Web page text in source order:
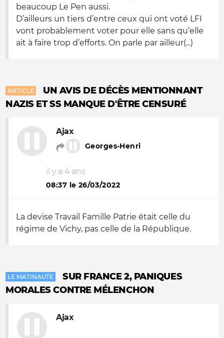
beaucoup Le Pen aussi.
D’ailleurs un tiers d’entre ceux qui ont voté LFI
vont probablement voter pour elle sans qu’elle
ait à faire trop d’efforts. On parle par ailleur(...)
ARTICLE
UN AVIS DE DÉCÈS MENTIONNANT
NAZIS ET SS MANQUE D'ÊTRE CENSURÉ
Ajax
Georges-Henri
il y a 4 ans
08:37 le 26/03/2022
La devise Travail Famille Patrie était celle du
régime de Vichy, pas celle de la République.
LE MATINAUTE
SUR FRANCE 2, PANIQUES
MORALES CONTRE MÉLENCHON
Ajax